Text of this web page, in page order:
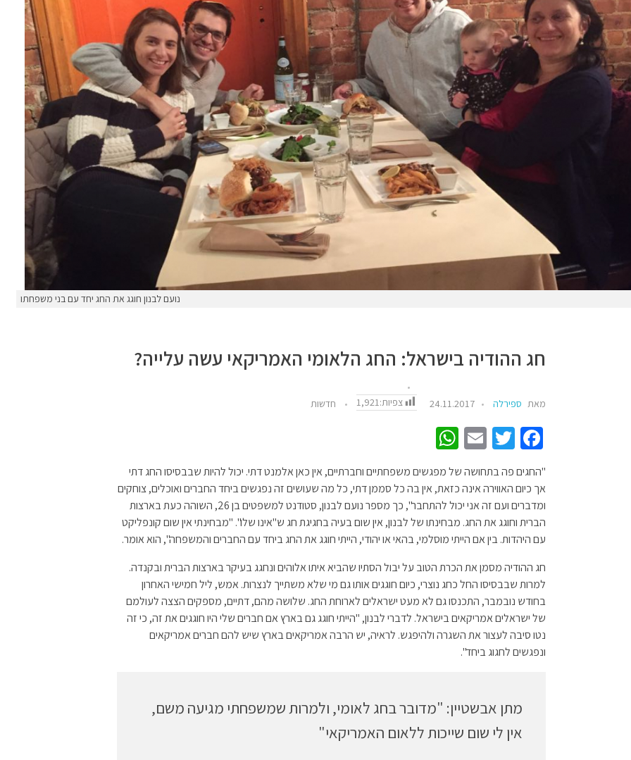
נועם לבנון חוגג את החג יחד עם בני משפחתו
חג ההודיה בישראל: החג הלאומי האמריקאי עשה עלייה?
מאת ספירלה 24.11.2017 צפיות:1,921 חדשות
Fa
b
o
o
k
T
tt
er
E
m
ail
W
at
sA
p
p
"החגים פה בתחושה של מפגשים משפחתיים וחברתיים, אין כאן אלמנט דתי. יכול להיות שבבסיסו החג דתי
אך כיום האווירה אינה כזאת, אין בה כל סממן דתי, כל מה שעושים זה נפגשים ביחד החברים ואוכלים, צוחקים
ומדברים ועם זה אני יכול להתחבר", כך מספר נועם לבנון, סטודנט למשפטים בן 26, השוהה כעת בארצות
הברית וחוגג את החג. מבחינתו של לבנון, אין שום בעיה בחגיגת חג ש"אינו שלו". "מבחינתי אין שום קונפליקט
עם היהדות. בין אם הייתי מוסלמי, בהאי או יהודי, הייתי חוגג את החג ביחד עם החברים והמשפחה", הוא אומר.
חג ההודיה מסמן את הכרת הטוב על יבול הסתיו שהביא איתו אלוהים ונחגג בעיקר בארצות הברית ובקנדה.
למרות שבבסיסו החל כחג נוצרי, כיום חוגגים אותו גם מי שלא משתייך לנצרות. אמש, ליל חמישי האחרון
בחודש נובמבר, התכנסו גם לא מעט ישראלים לארוחת החג. שלושה מהם, דתיים, מספקים הצצה לעולמם
של ישראלים אמריקאים בישראל. לדברי לבנון, "הייתי חוגג גם בארץ אם חברים שלי היו חוגגים את זה, כי זה
נטו סיבה לעצור את השגרה ולהיפגש. לראיה, יש הרבה אמריקאים בארץ שיש להם חברים אמריקאים
ונפגשים לחגוג ביחד".
מתן אבשטיין: "מדובר בחג לאומי, ולמרות שמשפחתי מגיעה משם,
אין לי שום שייכות ללאום האמריקאי"